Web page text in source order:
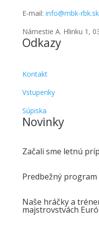
E-mail: info@mbk-rbk.sk
Námestie A. Hlinku 1,
Odkazy
Kontakt
Vstupenky
Súpiska
Novinky
Začali sme letnú
Predbežný
Naše hráčky a
majstrovstvách